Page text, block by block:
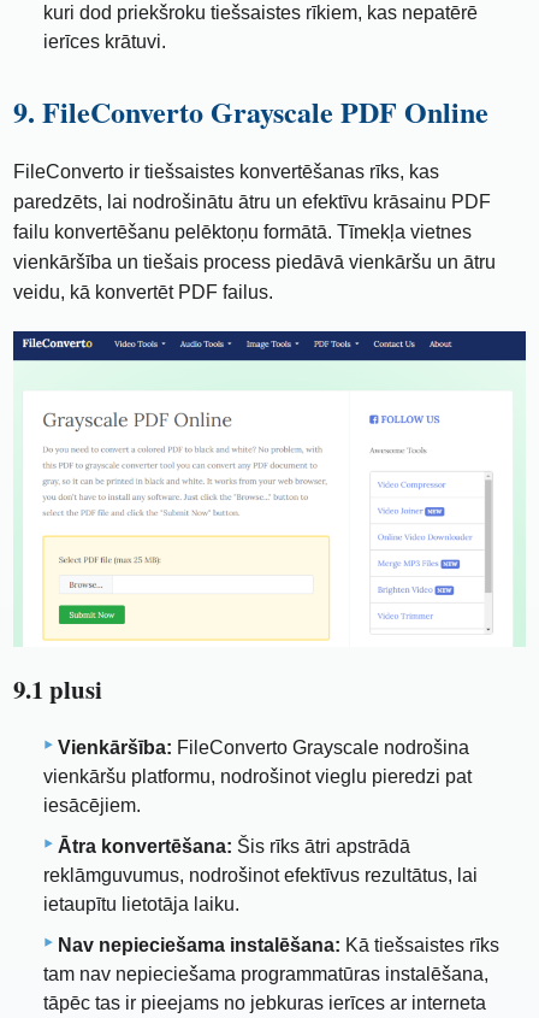
kuri dod priekšroku tiešsaistes rīkiem, kas nepatērē
ierīces krātuvi.
9. FileConverto Grayscale PDF Online
FileConverto ir tiešsaistes konvertēšanas rīks, kas
paredzēts, lai nodrošinātu ātru un efektīvu krāsainu PDF
failu konvertēšanu pelēktoņu formātā. Tīmekļa vietnes
vienkāršība un tiešais process piedāvā vienkāršu un ātru
veidu, kā konvertēt PDF failus.
9.1 plusi
Vienkāršība: FileConverto Grayscale nodrošina
vienkāršu platformu, nodrošinot vieglu pieredzi pat
iesācējiem.
Ātra konvertēšana: Šis rīks ātri apstrādā
reklāmguvumus, nodrošinot efektīvus rezultātus, lai
ietaupītu lietotāja laiku.
Nav nepieciešama instalēšana: Kā tiešsaistes rīks
tam nav nepieciešama programmatūras instalēšana,
tāpēc tas ir pieejams no jebkuras ierīces ar interneta